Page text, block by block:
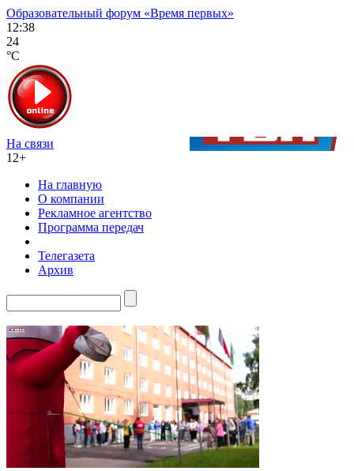
Образовательный форум «Время первых»
12:38
24
°C
На связи
12+
На главную
О компании
Рекламное агентство
Программа передач
Телегазета
Архив